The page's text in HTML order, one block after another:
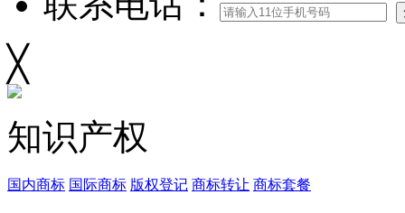
╳
知识产权
国内商标 国际商标 版权登记 商标转让 商标套餐